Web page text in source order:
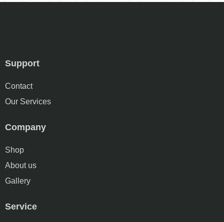
Support
Contact
Our Services
Company
Shop
About us
Gallery
Service